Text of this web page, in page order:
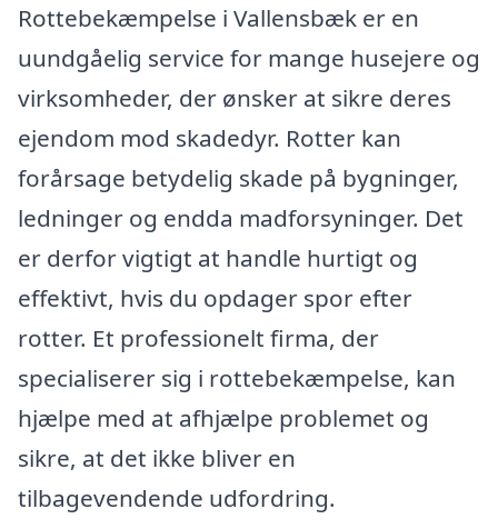
Rottebekæmpelse i Vallensbæk er en
uundgåelig service for mange husejere og
virksomheder, der ønsker at sikre deres
ejendom mod skadedyr. Rotter kan
forårsage betydelig skade på bygninger,
ledninger og endda madforsyninger. Det
er derfor vigtigt at handle hurtigt og
effektivt, hvis du opdager spor efter
rotter. Et professionelt firma, der
specialiserer sig i rottebekæmpelse, kan
hjælpe med at afhjælpe problemet og
sikre, at det ikke bliver en
tilbagevendende udfordring.